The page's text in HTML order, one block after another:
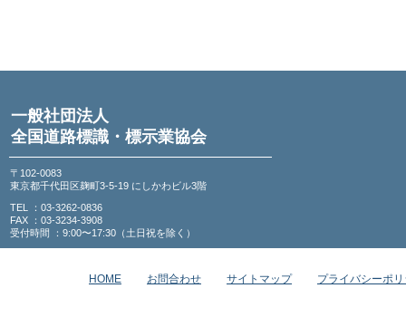
一般社団法人
全国道路標識・標示業協会
〒102-0083
東京都千代田区麹町3-5-19 にしかわビル3階
TEL ：03-3262-0836
FAX ：03-3234-3908
受付時間 ：9:00〜17:30（土日祝を除く）
HOME お問合わせ サイトマップ プライバシーポ